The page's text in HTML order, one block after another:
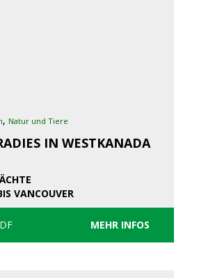
, Natur und Tiere
IN WESTKANADA
VANCOUVER
MEHR INFOS